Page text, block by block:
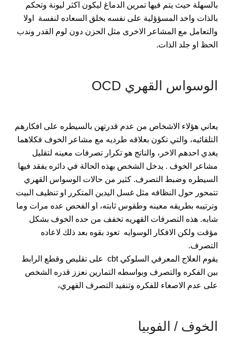
بالسهلة حيث يتم فيها تمرين الدماغ ليكون اكثر ليونة وتحكم
بالذات واخد المسؤؤلية على نفسه بخلق السعاده لنفسة اولا
والتعامل مع المشاعر الاخرى مثل الحزن دون لوم القدر وندب
الحظ او جلد الذات.
الوسواس القهري OCD
يعاني هؤلاء الاشخاص من عدم قدرتهن بالسيطره على افكارهم
التلقائيه، والتي تكون بعلاقه طرديه مع مشاعر الخوف فكلاهما
يغدي احدهم الاخر، والناتج هو تكرار تصرفات معينه لتقليل
مشاعر الخوف . يدخل الشخص بهذه الحالة في دائره يفقد فيها
السيطره وضبط التصرف. كثير من حالات الوسواس القهري
تتمحور حول النظافه مثل غسل اليدين المتكرر او تنظيف البيت
وترتيبه بطريقه معينه وطقوس ثابته، او الفحص عده مرات وما
شابه. هذه التصرفات القهريه تخفف من حده الخوف بشكل
مؤقت ولكن الافكار الوسوايه تعود بقوه بعد ذلك لاعاده
التصرف.
يقوم العلاج المعرفي السلوكي cbt على تقليص وقطع الرابط
بين الفكره والتصرف وبواسطه التمارين نعزز قدره الشخص
على عدم الاصغاء للفكره وتنفيد التصرف القهري،
الخوف / الفوبيا